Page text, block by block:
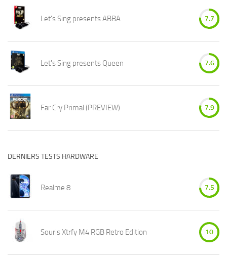
Let's Sing presents ABBA 7.7
Let's Sing presents Queen 7.6
Far Cry Primal (PREVIEW) 7.9
DERNIERS TESTS HARDWARE
Realme 8 7.5
Souris Xtrfy M4 RGB Retro Edition 10